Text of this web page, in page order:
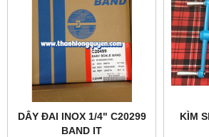
DÂY ĐAI INOX 1/4" C20299
BAND IT
KÌM